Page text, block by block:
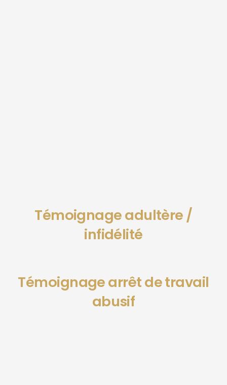
Témoignage adultère /
infidélité
Témoignage arrêt de travail
abusif